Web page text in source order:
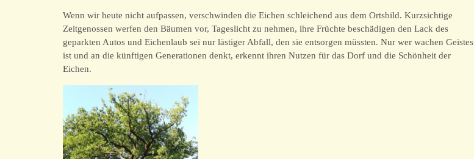
Wenn wir heute nicht aufpassen, verschwinden die Eichen schleichend aus dem Ortsbild. Kurzsichtige
Zeitgenossen werfen den Bäumen vor, Tageslicht zu nehmen, ihre Früchte beschädigen den Lack des
geparkten Autos und Eichenlaub sei nur lästiger Abfall, den sie entsorgen müssten. Nur wer wachen Geistes
ist und an die künftigen Generationen denkt, erkennt ihren Nutzen für das Dorf und die Schönheit der
Eichen.